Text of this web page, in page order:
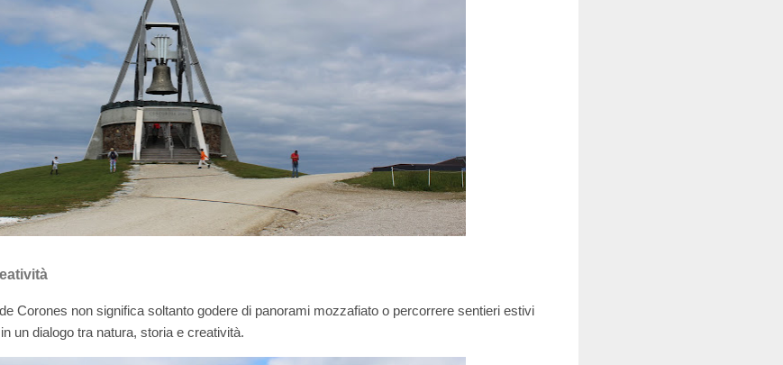
Corones non significa soltanto godere di panorami mozzafiato o percorrere sentieri estivi
un dialogo tra natura, storia e creatività.